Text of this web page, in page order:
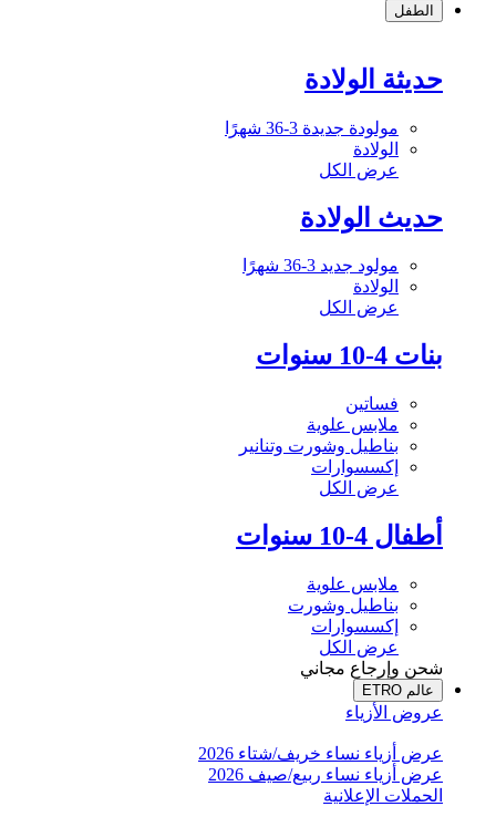
الطفل
حديثة الولادة
مولودة جديدة 3-36 شهرًا
الولادة
عرض الكل
حديث الولادة
مولود جديد 3-36 شهرًا
الولادة
عرض الكل
بنات 4-10 سنوات
فساتين
ملابس علوية
بناطيل وشورت وتنانير
إكسسوارات
عرض الكل
أطفال 4-10 سنوات
ملابس علوية
بناطيل وشورت
إكسسوارات
عرض الكل
شحن وإرجاع مجاني
عالم ETRO
عروض الأزياء
عرض أزياء نساء خريف/شتاء 2026
عرض أزياء نساء ربيع/صيف 2026
الحملات الإعلانية